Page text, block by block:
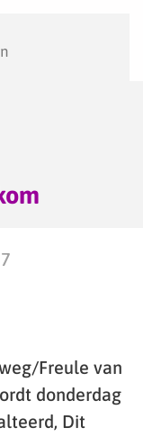
Freule van
donderdag
Dit